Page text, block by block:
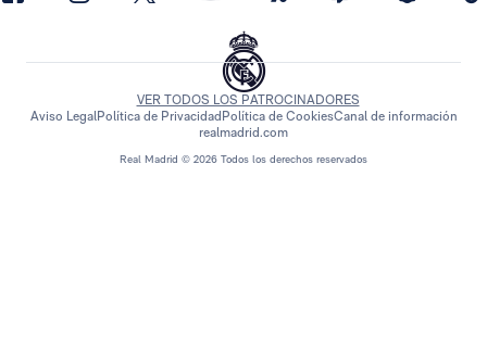
Real Madrid © 2026 Todos los derechos reservados
VER TODOS LOS PATROCINADORES
Aviso LegalPolítica de Privacidad Política de CookiesCanal de información
realmadrid.com